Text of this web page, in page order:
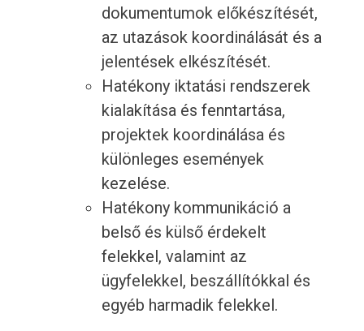
dokumentumok előkészítését,
az utazások koordinálását és a
jelentések elkészítését.
Hatékony iktatási rendszerek
kialakítása és fenntartása,
projektek koordinálása és
különleges események
kezelése.
Hatékony kommunikáció a
belső és külső érdekelt
felekkel, valamint az
ügyfelekkel, beszállítókkal és
egyéb harmadik felekkel.